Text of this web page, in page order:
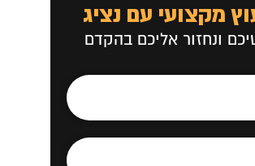
מקצועי עם נציג
ונחזור אליכם בהקדם